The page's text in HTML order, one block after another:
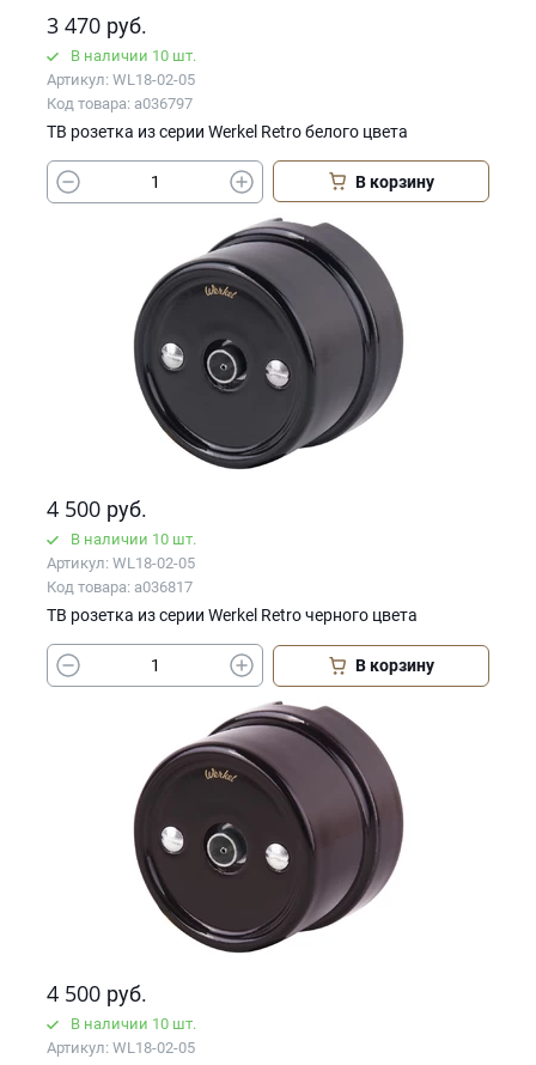
3 470 руб.
В наличии 10 шт.
Артикул: WL18-02-05
Код товара: a036797
ТВ розетка из серии Werkel Retro белого цвета
В корзину
4 500 руб.
В наличии 10 шт.
Артикул: WL18-02-05
Код товара: a036817
ТВ розетка из серии Werkel Retro черного цвета
В корзину
4 500 руб.
В наличии 10 шт.
Артикул: WL18-02-05